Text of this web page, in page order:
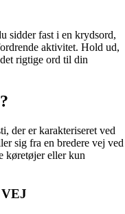
sidder fast i en krydsord,
aktivitet. Hold ud,
rigtige ord til din
der er karakteriseret ved
sig fra en bredere vej ved
køretøjer eller kun